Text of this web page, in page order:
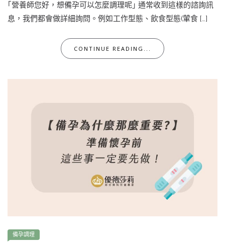
｢營養師您好，想備孕可以怎麼調理呢｣ 通常收到這樣的諮詢訊
息，我們都會做詳細詢問。例如工作型態、飲食型態(葷食 […]
CONTINUE READING...
備孕調理